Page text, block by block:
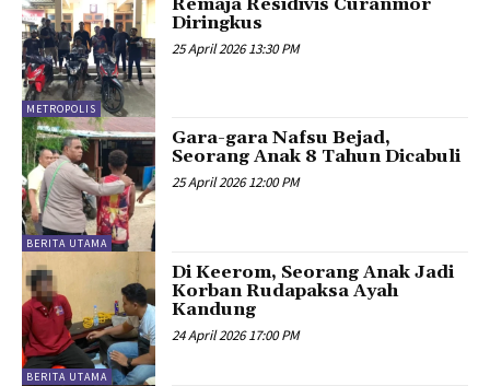
METROPOLIS
Diringkus
25 April 2026 13:30 PM
BERITA UTAMA
Gara-gara Nafsu Bejad,
Seorang Anak 8 Tahun Dicabuli
25 April 2026 12:00 PM
BERITA UTAMA
Di Keerom, Seorang Anak Jadi
Korban Rudapaksa Ayah
Kandung
24 April 2026 17:00 PM